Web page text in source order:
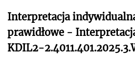
Interpretacja
prawidłowe -
KDIL2-